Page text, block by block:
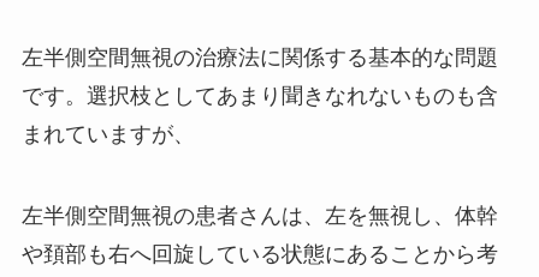
左半側空間無視の治療法に関係する基本的な問題
です。選択枝としてあまり聞きなれないものも含
まれていますが、
左半側空間無視の患者さんは、左を無視し、体幹
や頚部も右へ回旋している状態にあることから考